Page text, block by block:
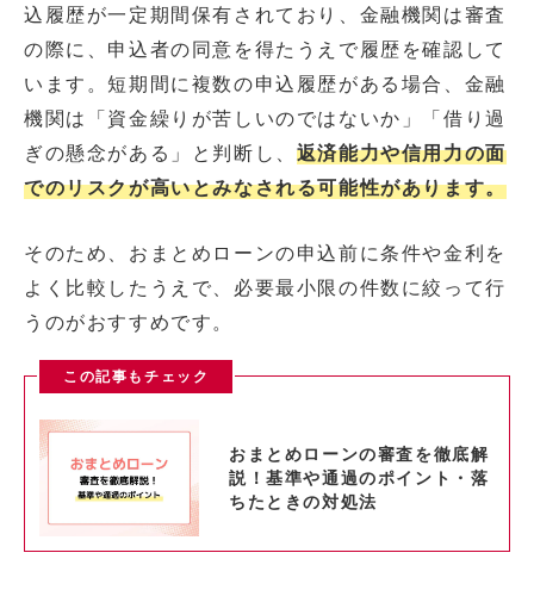
込履歴が一定期間保有されており、金融機関は審査
の際に、申込者の同意を得たうえで履歴を確認して
います。短期間に複数の申込履歴がある場合、金融
機関は「資金繰りが苦しいのではないか」「借り過
ぎの懸念がある」と判断し、 返済能力や信用力の面
でのリスクが高いとみなされる可能性があります。
そのため、おまとめローンの申込前に条件や金利を
よく比較したうえで、必要最小限の件数に絞って行
うのがおすすめです。
この記事もチェック
おまとめローンの審査を徹底解
説！基準や通過のポイント・落
ちたときの対処法